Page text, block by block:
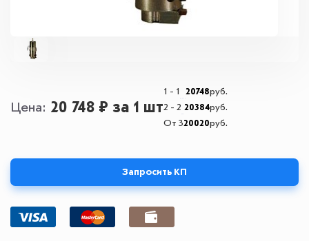
Цена 20 748 ₽ за 1 шт
1 - 1 20748руб.
2 - 2 20384руб.
От 320020руб.
Запросить КП